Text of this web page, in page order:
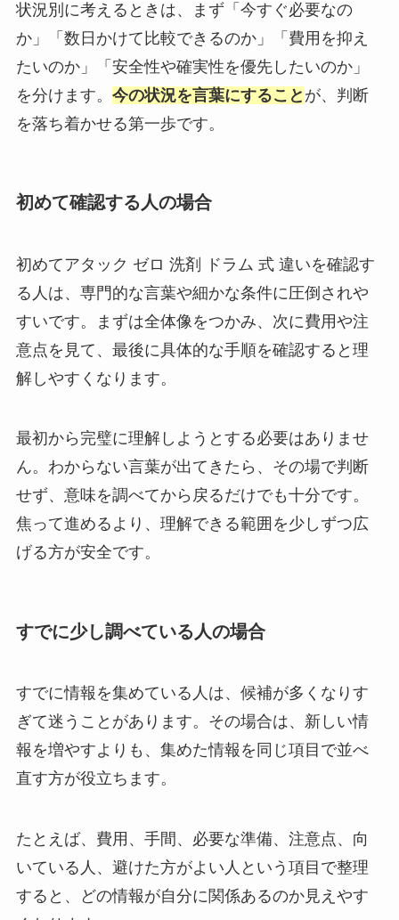
状況別に考えるときは、まず「今すぐ必要なの
か」「数日かけて比較できるのか」「費用を抑え
たいのか」「安全性や確実性を優先したいのか」
を分けます。 今の状況を言葉にすること が、判断
を落ち着かせる第一歩です。
初めて確認する人の場合
初めてアタック ゼロ 洗剤 ドラム 式 違いを確認す
る人は、専門的な言葉や細かな条件に圧倒されや
すいです。まずは全体像をつかみ、次に費用や注
意点を見て、最後に具体的な手順を確認すると理
解しやすくなります。
最初から完璧に理解しようとする必要はありませ
ん。わからない言葉が出てきたら、その場で判断
せず、意味を調べてから戻るだけでも十分です。
焦って進めるより、理解できる範囲を少しずつ広
げる方が安全です。
すでに少し調べている人の場合
すでに情報を集めている人は、候補が多くなりす
ぎて迷うことがあります。その場合は、新しい情
報を増やすよりも、集めた情報を同じ項目で並べ
直す方が役立ちます。
たとえば、費用、手間、必要な準備、注意点、向
いている人、避けた方がよい人という項目で整理
すると、どの情報が自分に関係あるのか見えやす